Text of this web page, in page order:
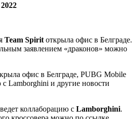
Team Spirit открыла офис в Белграде.
заявлением «драконов» можно
коллаборацию с Lamborghini.